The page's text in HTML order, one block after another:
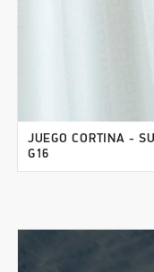
JUEGO CORTINA -
G16